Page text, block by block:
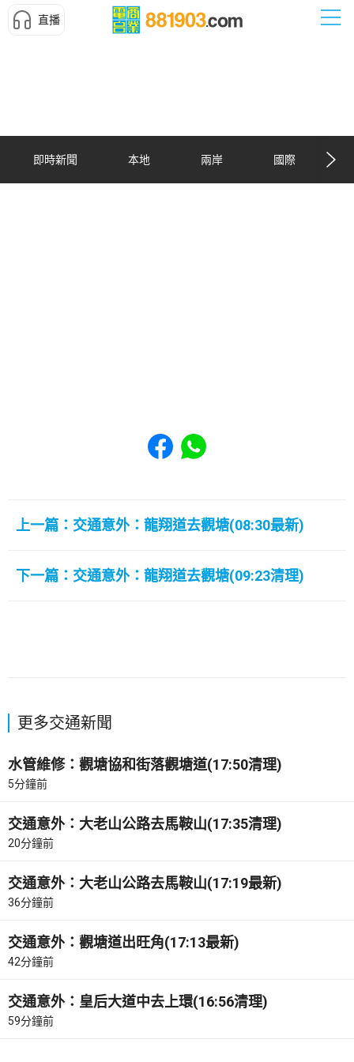
直播
即時新聞 本地 兩岸 國際
Share to Facebook
Share to WhatsApp
上一篇：交通意外：龍翔道去觀塘(08:30最新)
下一篇：交通意外：龍翔道去觀塘(09:23清理)
更多交通新聞
水管維修：觀塘協和街落觀塘道(17:50清理)
5分鐘前
交通意外：大老山公路去馬鞍山(17:35清理)
20分鐘前
交通意外：大老山公路去馬鞍山(17:19最新)
36分鐘前
交通意外：觀塘道出旺角(17:13最新)
42分鐘前
交通意外：皇后大道中去上環(16:56清理)
59分鐘前